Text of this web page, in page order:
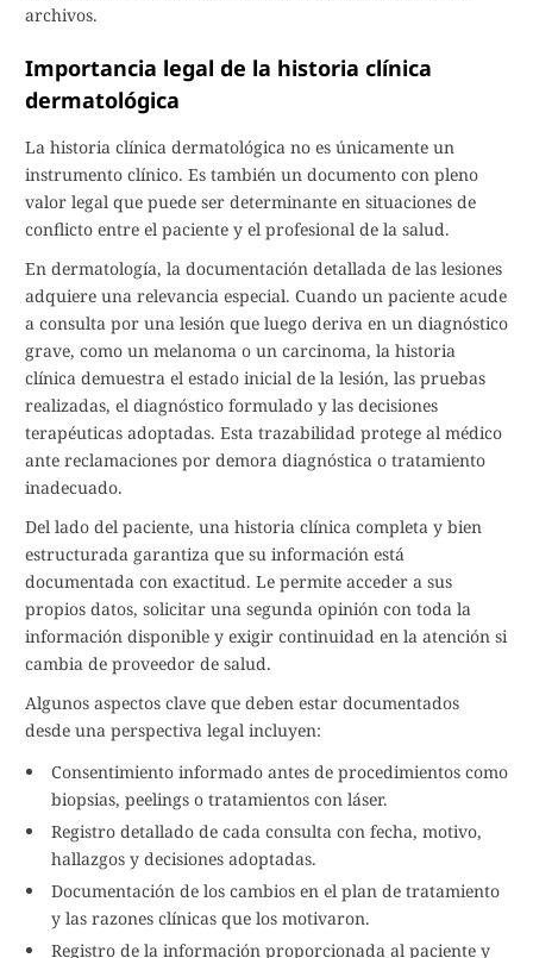
archivos.
Importancia legal de la historia clínica
dermatológica
La historia clínica dermatológica no es únicamente un
instrumento clínico. Es también un documento con pleno
valor legal que puede ser determinante en situaciones de
conflicto entre el paciente y el profesional de la salud.
En dermatología, la documentación detallada de las lesiones
adquiere una relevancia especial. Cuando un paciente acude
a consulta por una lesión que luego deriva en un diagnóstico
grave, como un melanoma o un carcinoma, la historia
clínica demuestra el estado inicial de la lesión, las pruebas
realizadas, el diagnóstico formulado y las decisiones
terapéuticas adoptadas. Esta trazabilidad protege al médico
ante reclamaciones por demora diagnóstica o tratamiento
inadecuado.
Del lado del paciente, una historia clínica completa y bien
estructurada garantiza que su información está
documentada con exactitud. Le permite acceder a sus
propios datos, solicitar una segunda opinión con toda la
información disponible y exigir continuidad en la atención si
cambia de proveedor de salud.
Algunos aspectos clave que deben estar documentados
desde una perspectiva legal incluyen:
Consentimiento informado antes de procedimientos como
biopsias, peelings o tratamientos con láser.
Registro detallado de cada consulta con fecha, motivo,
hallazgos y decisiones adoptadas.
Documentación de los cambios en el plan de tratamiento
y las razones clínicas que los motivaron.
Registro de la información proporcionada al paciente y